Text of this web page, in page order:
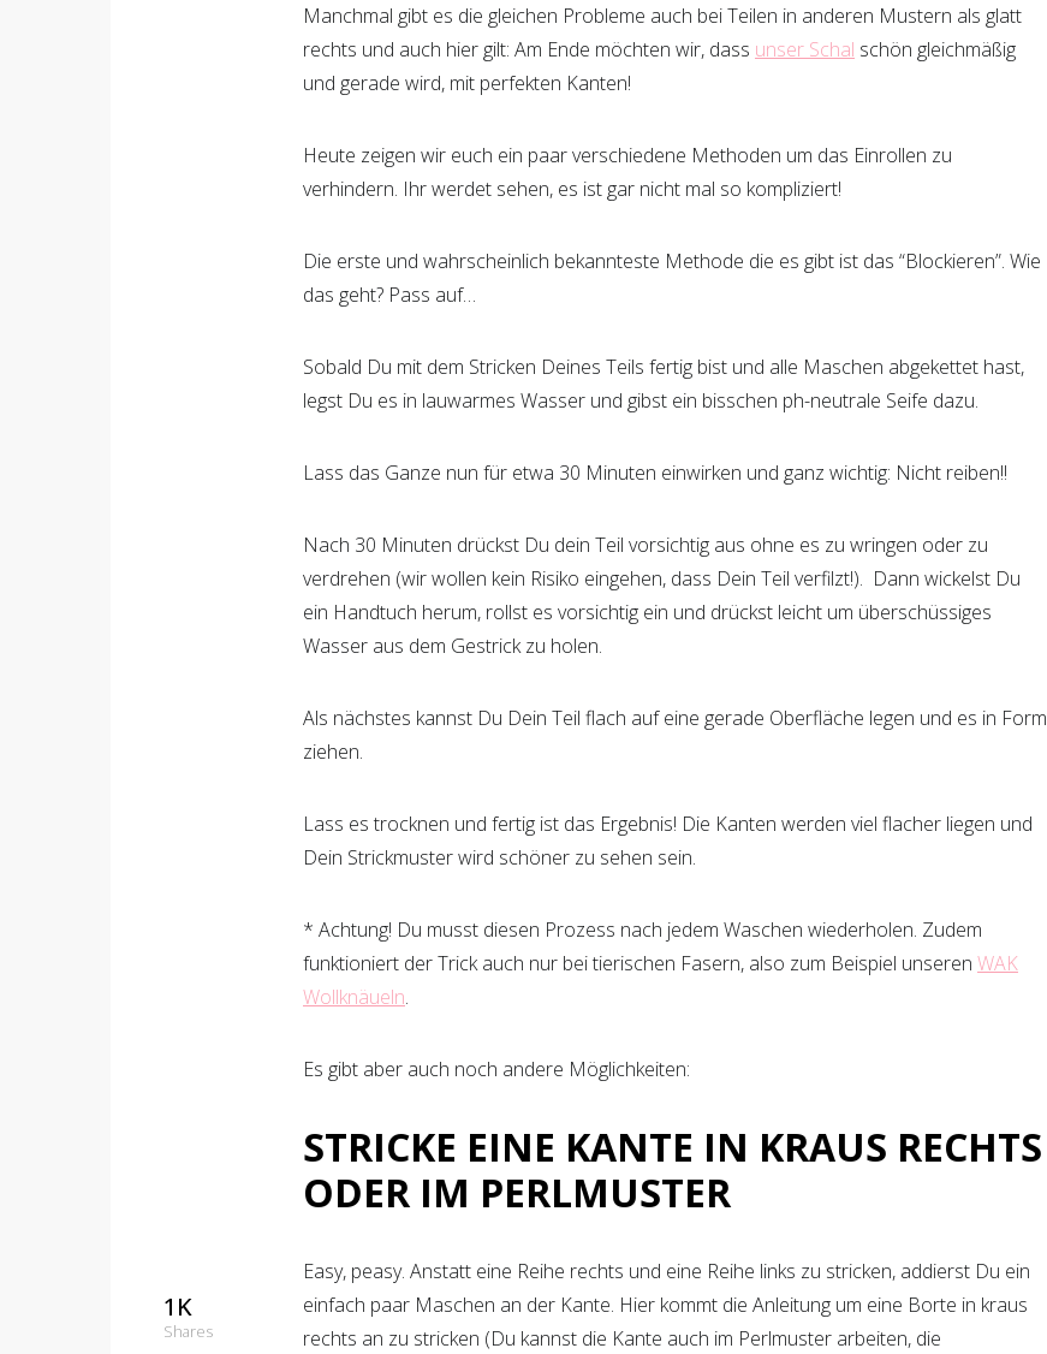
1K
Shares
Manchmal gibt es die gleichen Probleme auch bei Teilen in anderen Mustern als glatt
rechts und auch hier gilt: Am Ende möchten wir, dass unser Schal schön gleichmäßig
und gerade wird, mit perfekten Kanten!
Heute zeigen wir euch ein paar verschiedene Methoden um das Einrollen zu
verhindern. Ihr werdet sehen, es ist gar nicht mal so kompliziert!
Die erste und wahrscheinlich bekannteste Methode die es gibt ist das “Blockieren”. Wie
das geht? Pass auf…
Sobald Du mit dem Stricken Deines Teils fertig bist und alle Maschen abgekettet hast,
legst Du es in lauwarmes Wasser und gibst ein bisschen ph-neutrale Seife dazu.
Lass das Ganze nun für etwa 30 Minuten einwirken und ganz wichtig: Nicht reiben!!
Nach 30 Minuten drückst Du dein Teil vorsichtig aus ohne es zu wringen oder zu
verdrehen (wir wollen kein Risiko eingehen, dass Dein Teil verfilzt!). Dann wickelst Du
ein Handtuch herum, rollst es vorsichtig ein und drückst leicht um überschüssiges
Wasser aus dem Gestrick zu holen.
Als nächstes kannst Du Dein Teil flach auf eine gerade Oberfläche legen und es in Form
ziehen.
Lass es trocknen und fertig ist das Ergebnis! Die Kanten werden viel flacher liegen und
Dein Strickmuster wird schöner zu sehen sein.
* Achtung! Du musst diesen Prozess nach jedem Waschen wiederholen. Zudem
funktioniert der Trick auch nur bei tierischen Fasern, also zum Beispiel unseren WAK
Wollknäueln.
Es gibt aber auch noch andere Möglichkeiten:
STRICKE EINE KANTE IN KRAUS RECHTS
ODER IM PERLMUSTER
Easy, peasy. Anstatt eine Reihe rechts und eine Reihe links zu stricken, addierst Du ein
einfach paar Maschen an der Kante. Hier kommt die Anleitung um eine Borte in kraus
rechts an zu stricken (Du kannst die Kante auch im Perlmuster arbeiten, die